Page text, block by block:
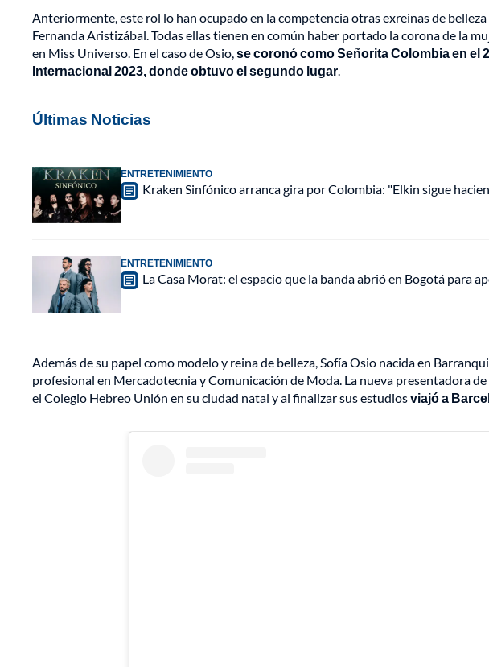
Anteriormente, este rol lo han ocupado en la competencia otras exreinas de
Fernanda Aristizábal. Todas ellas tienen en común haber portado la corona de la
en Miss Universo. En el caso de Osio,se coronó como Señorita Colombia en el
Internacional 2023, donde obtuvo el segundo lugar.
Últimas Noticias
ENTRETENIMIENTO
Kraken Sinfónico arranca gira por Colombia: "Elkin sigue
ENTRETENIMIENTO
La Casa Morat: el espacio que la banda abrió en Bogotá para
Además de su papel como modelo y reina de belleza, Sofía Osio nacida en
profesional en Mercadotecnia y Comunicación de Moda. La nueva presentadora
el Colegio Hebreo Unión en su ciudad natal y al finalizar sus estudiosviajó a